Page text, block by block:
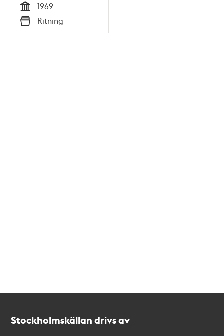
Tid
1969
Typ
Ritning
Stockholmskällan drivs av